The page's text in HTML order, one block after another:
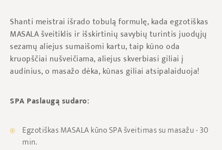
Shanti meistrai išrado tobulą formulę, kada egzotiškas
MASALA šveitiklis ir išskirtinių savybių turintis juodųjų
sezamų aliejus sumaišomi kartu, taip kūno oda
kruopščiai nušveičiama, aliejus skverbiasi giliai į
audinius, o masažo dėka, kūnas giliai atsipalaiduoja!
SPA Paslaugą sudaro:
Egzotiškas MASALA kūno SPA šveitimas su masažu - 30
min.